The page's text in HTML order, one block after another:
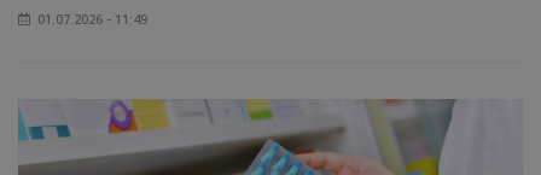
01.07.2026 - 11:49